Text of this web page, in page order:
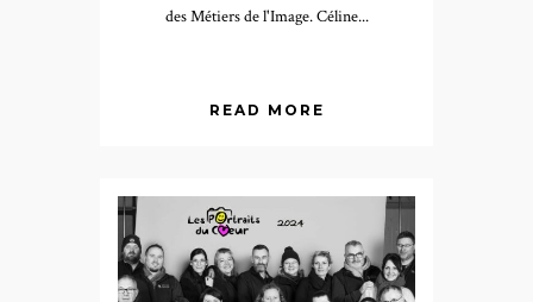
des Métiers de l'Image. Céline...
READ MORE